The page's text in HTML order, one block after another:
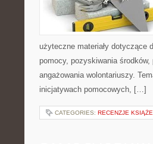
użyteczne materiały dotyczące
pomocy, pozyskiwania
angażowania wolontariuszy.
inicjatywach pomocowych, […]
CATEGORIES: RECENZJE